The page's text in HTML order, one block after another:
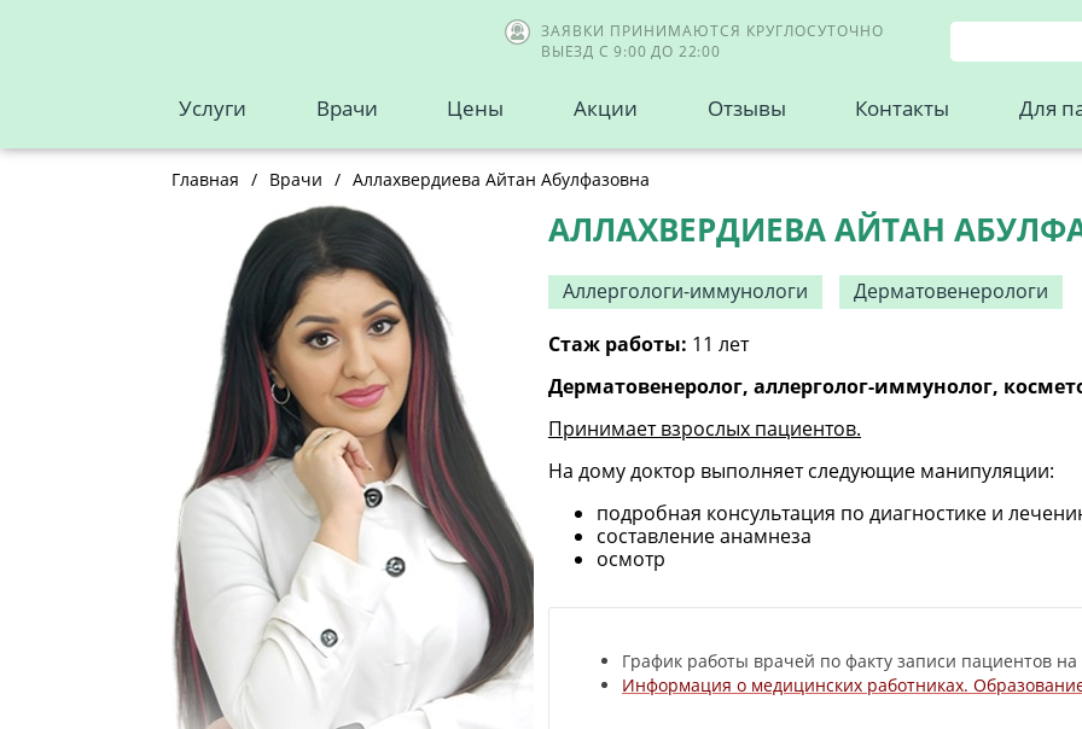
ЗАЯВКИ ПРИНИМАЮТСЯ КРУГЛОСУТОЧНО
ВЫЕЗД С 9:00 ДО 22:00
Услуги Врачи Цены Акции Отзывы Контакты Для
Главная / Врачи / Аллахвердиева Айтан Абулфазовна
АЛЛАХВЕРДИЕВА АЙТАН
Аллергологи-иммунологи
Дерматовенерологи
Стаж работы: 11 лет
Дерматовенеролог, аллерголог-иммунолог,
Принимает взрослых пациентов.
На дому доктор выполняет следующие манипуляции:
подробная консультация по диагностике и
составление анамнеза
осмотр
График работы врачей по факту записи пациентов
Информация о медицинских работниках.